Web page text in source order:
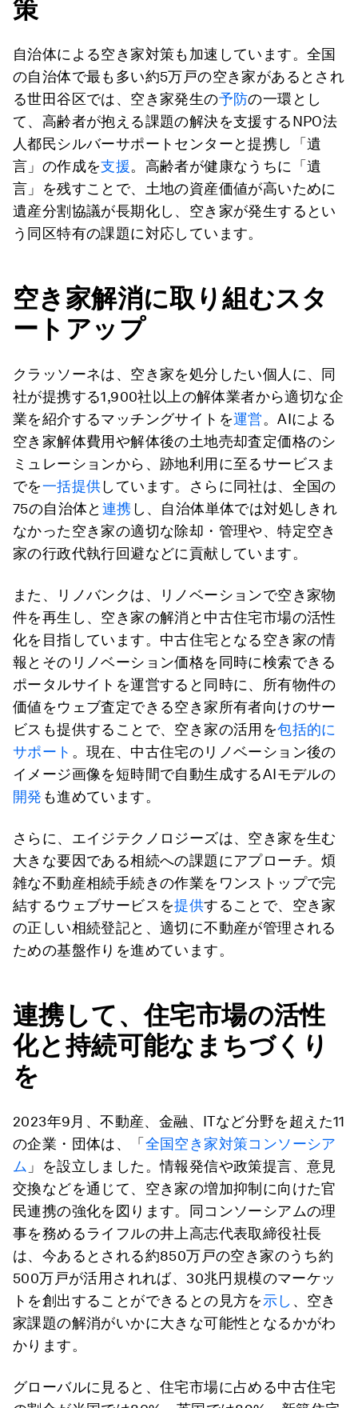
策
自治体による空き家対策も加速しています。全国
の自治体で最も多い約5万戸の空き家があるとされ
る世田谷区では、空き家発生の予防の一環とし
て、高齢者が抱える課題の解決を支援するNPO法
人都民シルバーサポートセンターと提携し「遺
言」の作成を支援。高齢者が健康なうちに「遺
言」を残すことで、土地の資産価値が高いために
遺産分割協議が長期化し、空き家が発生するとい
う同区特有の課題に対応しています。
空き家解消に取り組むスタ
ートアップ
クラッソーネは、空き家を処分したい個人に、同
社が提携する1,900社以上の解体業者から適切な企
業を紹介するマッチングサイトを運営。AIによる
空き家解体費用や解体後の土地売却査定価格のシ
ミュレーションから、跡地利用に至るサービスま
でを一括提供しています。さらに同社は、全国の
75の自治体と 連携 し、自治体単体では対処しきれ
なかった空き家の適切な除却・管理や、特定空き
家の行政代執行回避などに貢献しています。
また、リノバンクは、リノベーションで空き家物
件を再生し、空き家の解消と中古住宅市場の活性
化を目指しています。中古住宅となる空き家の情
報とそのリノベーション価格を同時に検索できる
ポータルサイトを運営すると同時に、所有物件の
価値をウェブ査定できる空き家所有者向けのサー
ビスも提供することで、空き家の活用を包括的に
サポート 。現在、中古住宅のリノベーション後の
イメージ画像を短時間で自動生成するAIモデルの
開発 も進めています。
さらに、エイジテクノロジーズは、空き家を生む
大きな要因である相続への課題にアプローチ。煩
雑な不動産相続手続きの作業をワンストップで完
結するウェブサービスを提供することで、空き家
の正しい相続登記と、適切に不動産が管理される
ための基盤作りを進めています。
連携して、住宅市場の活性
化と持続可能なまちづくり
を
2023年9月、不動産、金融、ITなど分野を超えた11
の企業・団体は、「 全国空き家対策コンソーシア
ム 」を設立しました。情報発信や政策提言、意見
交換などを通じて、空き家の増加抑制に向けた官
民連携の強化を図ります。同コンソーシアムの理
事を務めるライフルの井上高志代表取締役社長
は、今あるとされる約850万戸の空き家のうち約
500万戸が活用されれば、30兆円規模のマーケッ
トを創出することができるとの見方を示し 、空き
家課題の解消がいかに大きな可能性となるかがわ
かります。
グローバルに見ると、住宅市場に占める中古住宅